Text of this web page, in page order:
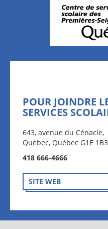
POUR JOINDRE
SERVICES
643, avenue du Cénacle,
Québec, Québec G1E 1B3
418 666-4666
SITE WEB